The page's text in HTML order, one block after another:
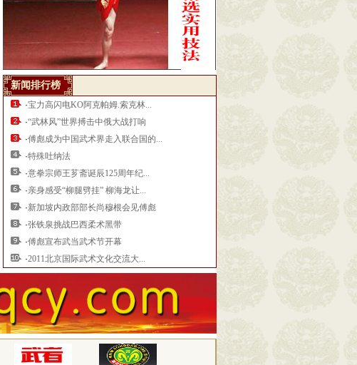
新闻排行榜
·宝力高闪电KO阿克帕姆.索克林...
·“武林风”世界搏击中俄大战打响
·傅彪成为中国武术界走入联合国的...
·特殊吐纳法
·意拳宗师王芗斋诞辰125周年纪...
·亲身感受“柳腿劈挂” 柳海龙让...
·新加坡内政部部长尚穆根会见傅彪
·张铁泉挑战巴西柔术黑带
·傅彪宣布武当武术节开幕
·2011北京国际武术文化交流大...